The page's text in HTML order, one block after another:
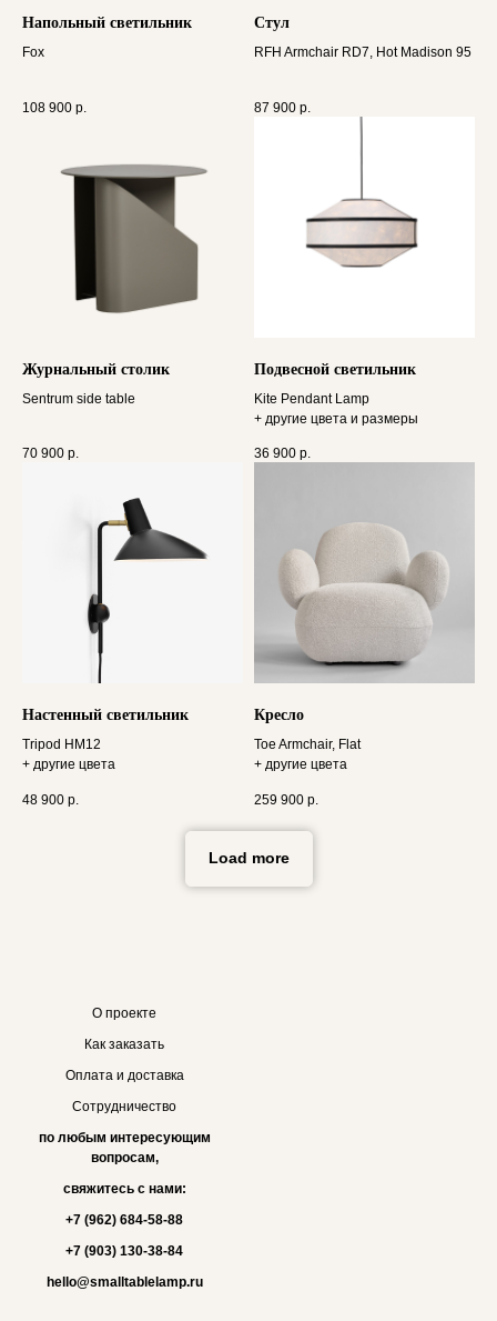
Напольный светильник
Fox
108 900 р.
Стул
RFH Armchair RD7, Hot Madison 95
87 900 р.
Журнальный столик
Sentrum side table
70 900 р.
Подвесной светильник
Kite Pendant Lamp
+ другие цвета и размеры
36 900 р.
Настенный светильник
Tripod HM12
+ другие цвета
48 900 р.
Кресло
Toe Armchair, Flat
+ другие цвета
259 900 р.
Load more
О проекте
Как заказать
Оплата и доставка
Сотрудничество
по любым интересующим
вопросам,
свяжитесь с нами:
+7 (962) 684-58-88
+7 (903) 130-38-84
hello@smalltablelamp.ru